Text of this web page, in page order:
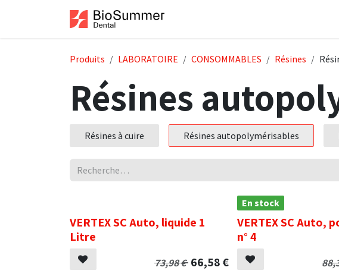
Produits LABORATOIRE CONSOMMABLES Résines
Résines
Résines à cuire Résines autopolymérisables
VERTEX SC Auto, liquide 1
Litre
73,98€ 66,58€
En stock
VERTEX SC Auto,
n° 4